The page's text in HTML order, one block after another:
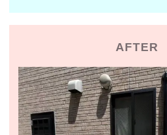
AFTER